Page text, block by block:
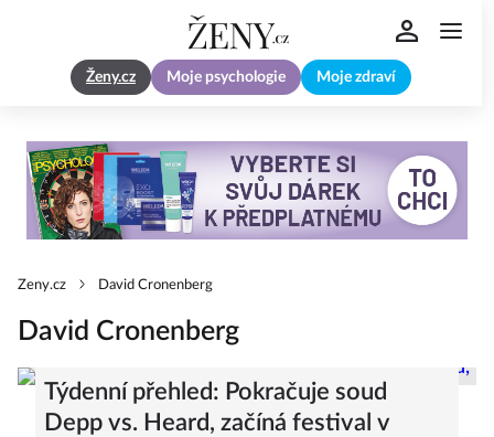
Ženy.cz Moje psychologie Moje zdraví
Zeny.cz David Cronenberg
David Cronenberg
Týdenní přehled: Pokračuje soud
Depp vs. Heard, začíná festival v